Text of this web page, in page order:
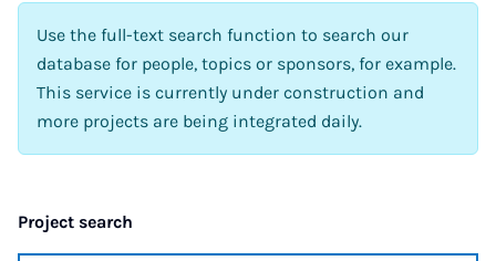
Use the full-text search function to search our
database for people, topics or sponsors, for example.
This service is currently under construction and
more projects are being integrated daily.
Project search